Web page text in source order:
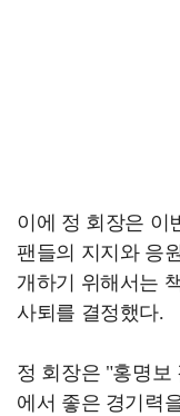
이에 정 회장은 이
팬들의 지지와 응
개하기 위해서는
사퇴를 결정했다.
정 회장은 "홍명보
에서 좋은 경기력